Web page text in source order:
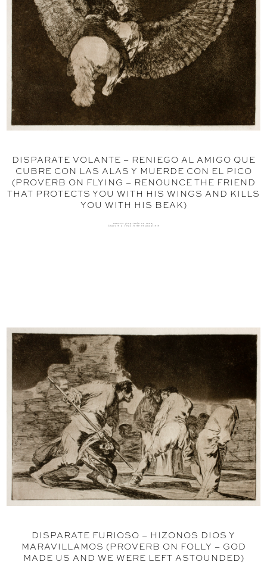
DISPARATE VOLANTE – RENIEGO AL AMIGO QUE
CUBRE CON LAS ALAS Y MUERDE CON EL PICO
(PROVERB ON FLYING – RENOUNCE THE FRIEND
THAT PROTECTS YOU WITH HIS WINGS AND KILLS
YOU WITH HIS BEAK)
1816-23 (imprimée en 1864)
Gravure à l'eau-forte et aquatinte
DISPARATE FURIOSO – HIZONOS DIOS Y
MARAVILLAMOS (PROVERB ON FOLLY – GOD
MADE US AND WE WERE LEFT ASTOUNDED)